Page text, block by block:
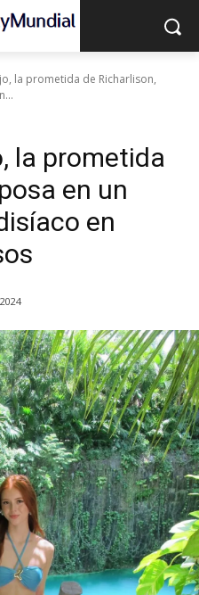
la prometida de Richarlison,
la prometida
en un
en